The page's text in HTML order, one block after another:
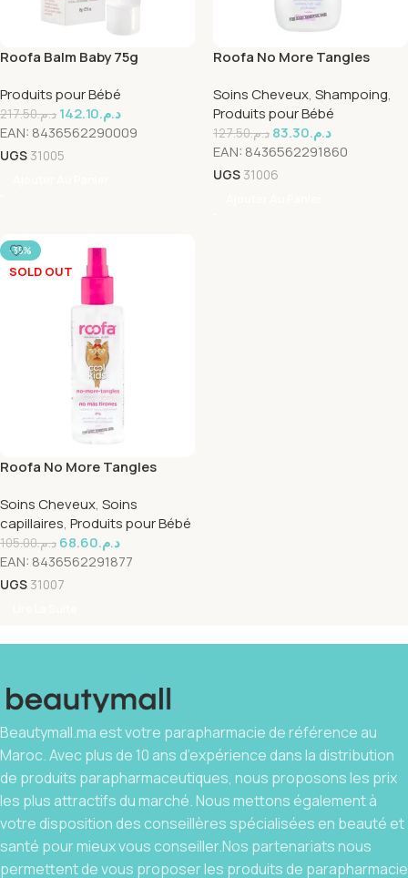
Roofa Balm Baby 75g
Produits pour Bébé
د.م.217.50 د.م.142.10
EAN: 8436562290009
UGS 31005
Roofa No More Tangles
Soins Cheveux, Shampoing,
Produits pour Bébé
د.م.127.50 د.م.83.30
EAN: 8436562291860
UGS 31006
-35%
SOLD OUT
Roofa No More Tangles
Soins Cheveux, Soins
capillaires, Produits pour Bébé
د.م.105.00 د.م.68.60
EAN: 8436562291877
UGS 31007
Beautymall.ma est votre parapharmacie de référence au
Maroc. Avec plus de 10 ans d’expérience dans la distribution
de produits parapharmaceutiques, nous proposons les prix
les plus attractifs du marché. Nous mettons également à
votre disposition des conseillères spécialisées en beauté et
santé pour mieux vous conseiller.Nos partenariats nous
permettent de vous proposer les produits de parapharmacie